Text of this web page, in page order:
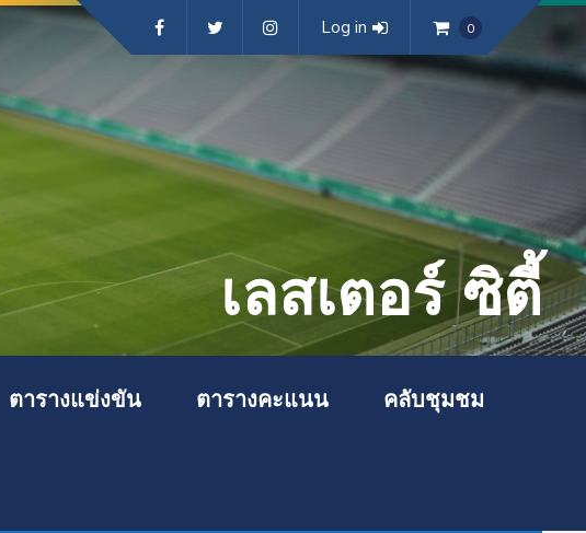
เลสเตอร์ ซิตี้
Log in 0
ตารางแข่งขัน ตารางคะแนน คลับชุมชม